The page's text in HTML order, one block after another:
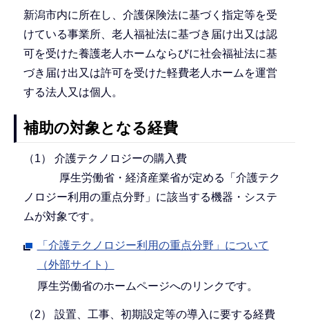
新潟市内に所在し、介護保険法に基づく指定等を受
けている事業所、老人福祉法に基づき届け出又は認
可を受けた養護老人ホームならびに社会福祉法に基
づき届け出又は許可を受けた軽費老人ホームを運営
する法人又は個人。
補助の対象となる経費
（1） 介護テクノロジーの購入費
厚生労働省・経済産業省が定める「介護テク
ノロジー利用の重点分野」に該当する機器・システ
ムが対象です。
「介護テクノロジー利用の重点分野」について
（外部サイト）
厚生労働省のホームページへのリンクです。
（2） 設置、工事、初期設定等の導入に要する経費